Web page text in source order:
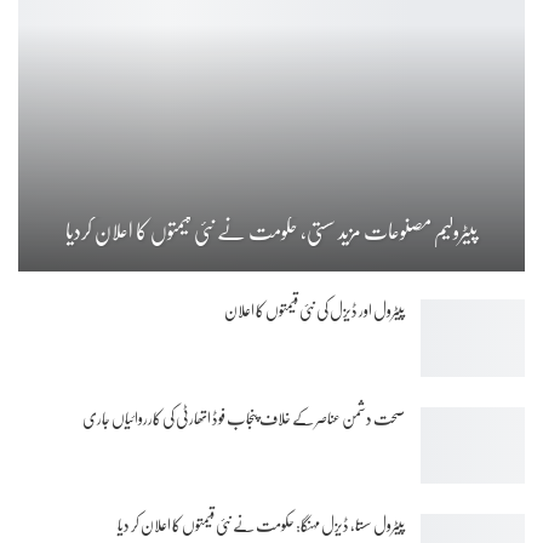
پیٹرولیم مصنوعات مزید سستی، حکومت نے نئی قیمتوں کا اعلان کردیا
پیٹرول اور ڈیزل کی نئی قیمتوں کا اعلان
صحت دشمن عناصر کے خلاف پنجاب فوڈ اتھارٹی کی کارروائیاں جاری
پیٹرول سستا، ڈیزل مہنگا: حکومت نے نئی قیمتوں کا اعلان کر دیا